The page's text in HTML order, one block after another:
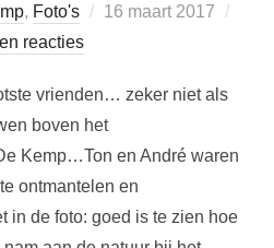
, Foto's
Geplaatst
16 maart 2017
reacties
vrienden… zeker niet als
boven het
Kemp…Ton en André waren
ontmantelen en
in de foto: goed is te zien hoe